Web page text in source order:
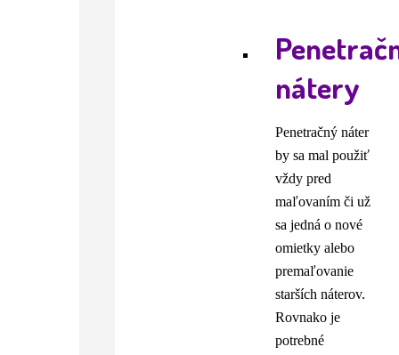
nátery
Penetračný náter
by sa mal použiť
vždy pred
maľovaním či už
sa jedná o nové
omietky alebo
premaľovanie
starších náterov.
Rovnako je
potrebné